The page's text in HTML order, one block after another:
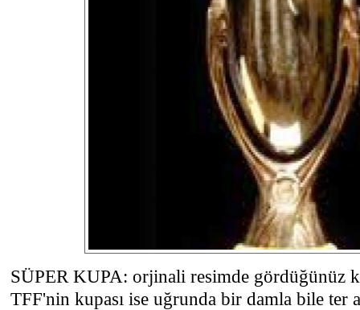
SÜPER KUPA: orjinali resimde gördüğünüz
TFF'nin kupası ise uğrunda bir damla bile ter